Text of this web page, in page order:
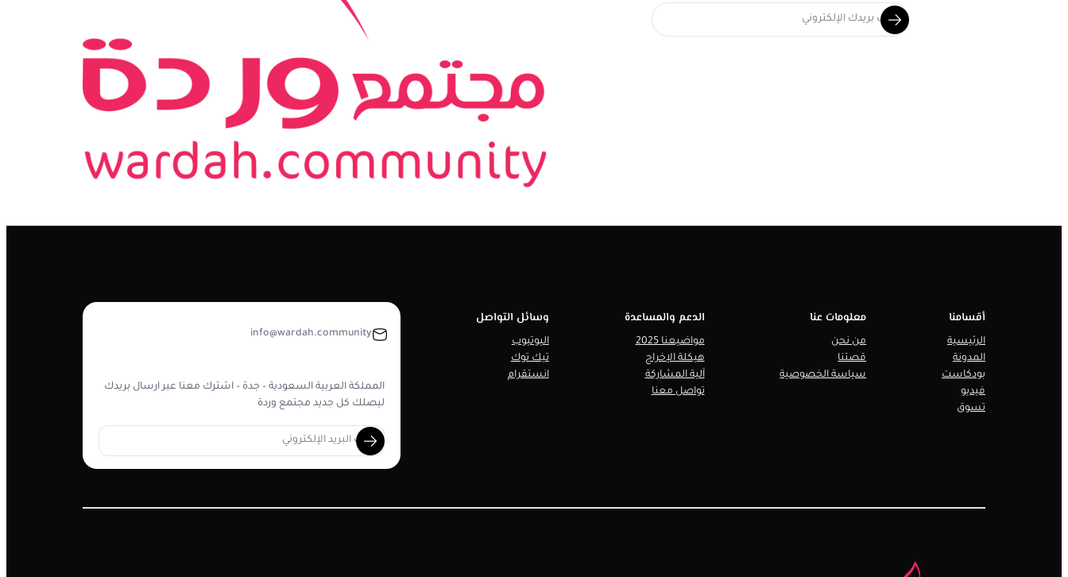
أقسامنا
الرئيسية
المدونة
بودكاست
فيديو
تسوق
معلومات عنا
من نحن
قصتنا
سياسة الخصوصية
الدعم والمساعدة
مواضيعنا 2025
هيكلة الإخراج
آلية المشاركة
تواصل معنا
وسائل التواصل
اليوتيوب
تيك توك
انستقرام
info@wardah.community
المملكة العربية السعودية – جدة – اشترك معنا عبر ارسال بريدك
ليصلك كل جديد مجتمع وردة